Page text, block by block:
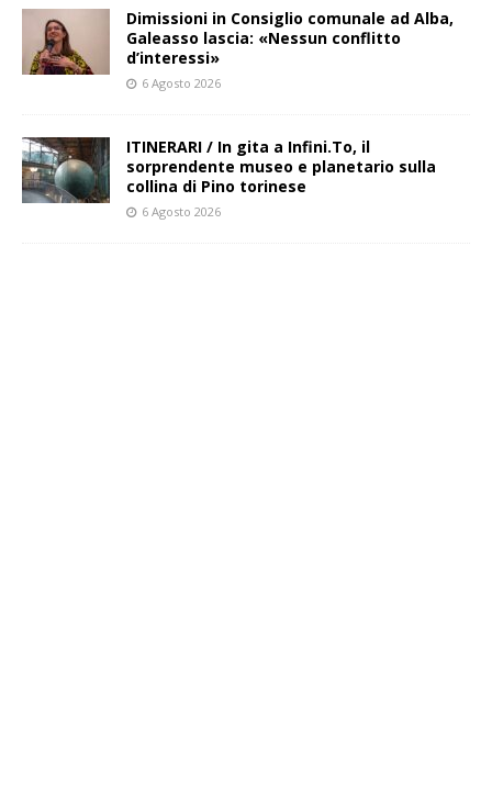
Dimissioni in Consiglio comunale ad Alba,
Galeasso lascia: «Nessun conflitto
d’interessi»
6 Agosto 2026
ITINERARI / In gita a Infini.To, il
sorprendente museo e planetario sulla
collina di Pino torinese
6 Agosto 2026